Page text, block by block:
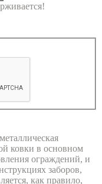
ковки в основном
ограждений, и
заборов,
как правило,